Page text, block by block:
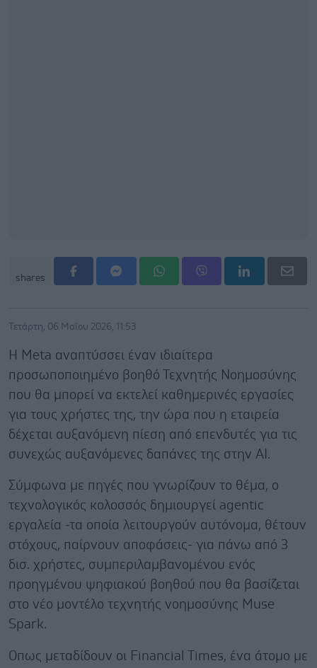
shares
Τετάρτη, 06 Μαΐου 2026, 11:53
Η Meta αναπτύσσει έναν ιδιαίτερα
προσωποποιημένο βοηθό Τεχνητής Νοημοσύνης
που θα μπορεί να εκτελεί καθημερινές εργασίες
για τους χρήστες της, την ώρα που η εταιρεία
δέχεται αυξανόμενη πίεση από επενδυτές για τις
συνεχώς αυξανόμενες δαπάνες της στην AI.
Σύμφωνα με πηγές που γνωρίζουν το θέμα, ο
τεχνολογικός κολοσσός δημιουργεί agentic
εργαλεία -τα οποία λειτουργούν αυτόνομα, θέτουν
στόχους, παίρνουν αποφάσεις- για πάνω από 3
δισ. χρήστες, συμπεριλαμβανομένου ενός
προηγμένου ψηφιακού βοηθού που θα βασίζεται
στο νέο μοντέλο τεχνητής νοημοσύνης Muse
Spark.
Οπως μεταδίδουν οι Financial Times, ένα άτομο με